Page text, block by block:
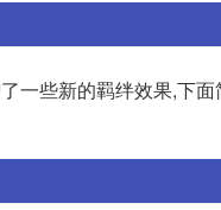
一些新的羁绊效果,下